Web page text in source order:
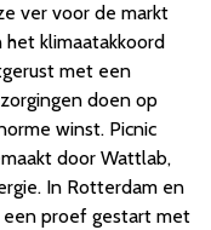
ver voor de markt
klimaatakkoord
met een
doen op
winst. Picnic
door Wattlab,
In Rotterdam en
een proef gestart met